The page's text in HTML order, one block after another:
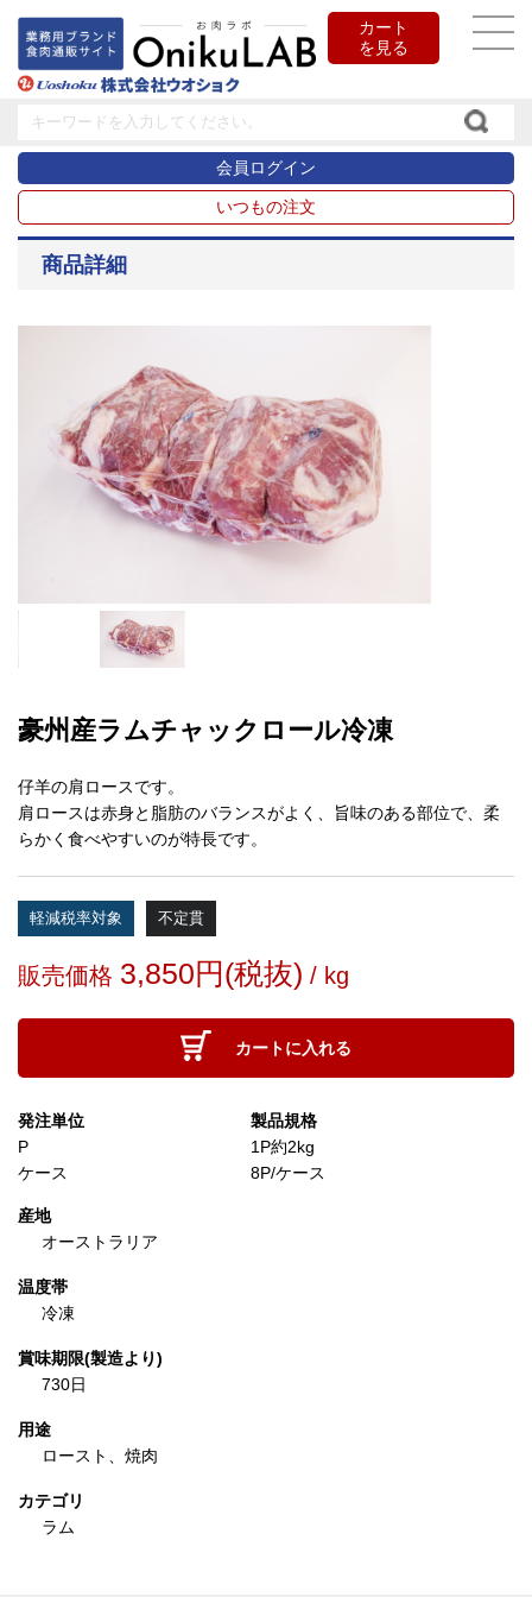
カート
を見る
会員ログイン
いつもの注文
商品詳細
豪州産ラムチャックロール冷凍
仔羊の肩ロースです。
肩ロースは赤身と脂肪のバランスがよく、旨味のある部位で、柔
らかく食べやすいのが特長です。
軽減税率対象 不定貫
販売価格 3,850円(税抜) / kg
カートに入れる
発注単位
製品規格
P
1P約2kg
ケース
8P/ケース
産地
オーストラリア
温度帯
冷凍
賞味期限(製造より)
730日
用途
ロースト、焼肉
カテゴリ
ラム